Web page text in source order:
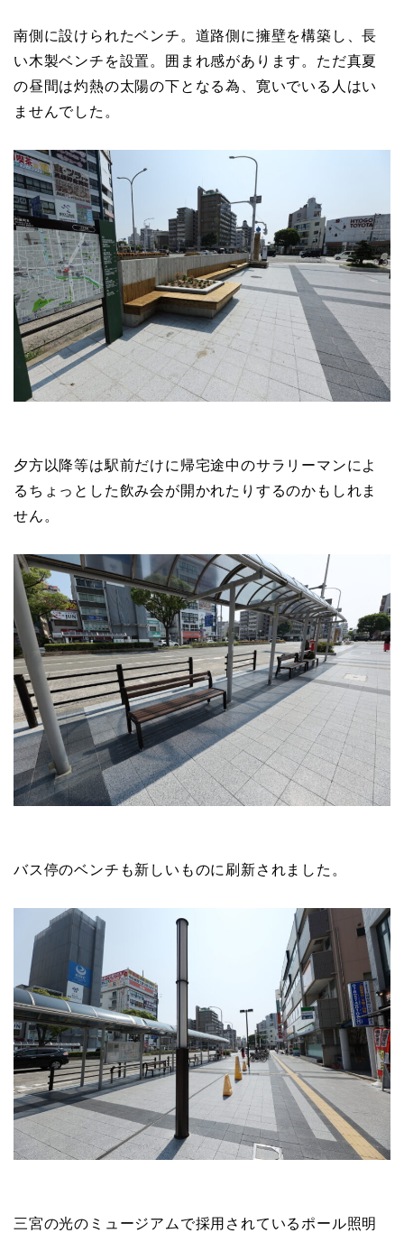
南側に設けられたベンチ。道路側に擁壁を構築し、長
い木製ベンチを設置。囲まれ感があります。ただ真夏
の昼間は灼熱の太陽の下となる為、寛いでいる人はい
ませんでした。
夕方以降等は駅前だけに帰宅途中のサラリーマンによ
るちょっとした飲み会が開かれたりするのかもしれま
せん。
バス停のベンチも新しいものに刷新されました。
三宮の光のミュージアムで採用されているポール照明